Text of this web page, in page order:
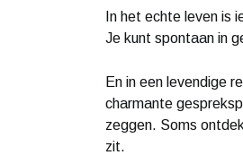
In het echte leven is
Je kunt spontaan in
En in een levendige
charmante
zeggen. Soms
zit.